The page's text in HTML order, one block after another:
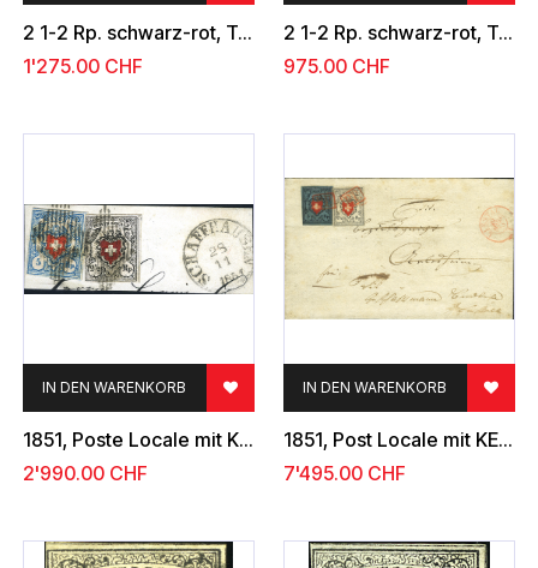
2 1-2 Rp. schwarz-rot, Type 37
1'275.00 CHF
2 1-2 Rp. schwarz-rot, Type 6
975.00CHF
1851, Poste Locale mit KE, Type 9 und Rayon I ohne KE, Type 24
IN DEN WARENKORB
2'990.00 CHF
1851, Post Locale mit KE, Type 24 und Rayon I dunkelblau, Type 36
IN DEN WARENKORB
7'495.00CHF